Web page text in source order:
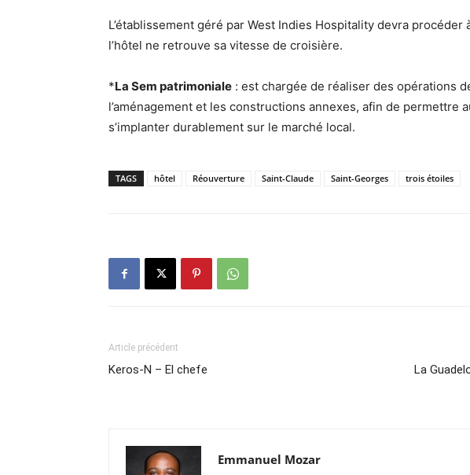
L’établissement géré par West Indies Hospitality devra procéder
l’hôtel ne retrouve sa vitesse de croisière.
*La Sem patrimoniale : est chargée de réaliser des opérations
l’aménagement et les constructions annexes, afin de permettre
s’implanter durablement sur le marché local.
TAGS hôtel Réouverture Saint-Claude Saint-Georges trois étoiles
Article précédent
Keros-N – El chefe
La
Emmanuel Mozar